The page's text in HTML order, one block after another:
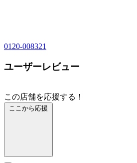
0120-008321
ユーザーレビュー
この店舗を応援する！
ここから応援